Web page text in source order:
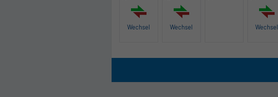
Wechsel Wechsel Wechsel